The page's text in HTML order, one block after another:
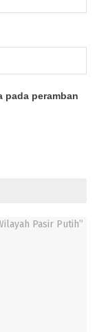
pada peramban